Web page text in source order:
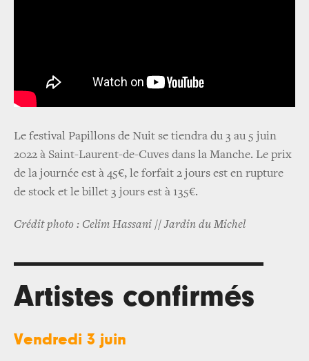
Le festival Papillons de Nuit se tiendra du 3 au 5 juin
2022 à Saint-Laurent-de-Cuves dans la Manche. Le prix
de la journée est à 45€, le forfait 2 jours est en rupture
de stock et le billet 3 jours est à 135€.
Crédit photo : Celim Hassani // Jardin du Michel
Artistes confirmés
Vendredi 3 juin